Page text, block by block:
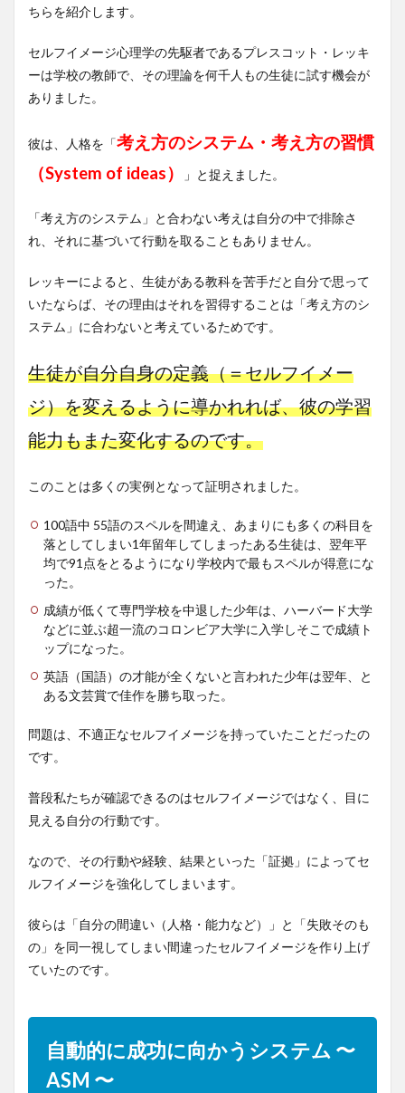
ちらを紹介します。
セルフイメージ心理学の先駆者であるプレスコット・レッキ
ーは学校の教師で、その理論を何千人もの生徒に試す機会が
ありました。
彼は、人格を「考え方のシステム・考え方の習慣
（System of ideas）
」と捉えました。
「考え方のシステム」と合わない考えは自分の中で排除さ
れ、それに基づいて行動を取ることもありません。
レッキーによると、生徒がある教科を苦手だと自分で思って
いたならば、その理由はそれを習得することは「考え方のシ
ステム」に合わないと考えているためです。
生徒が自分自身の定義（＝セルフイメー
ジ）を変えるように導かれれば、彼の学習
能力もまた変化するのです。
このことは多くの実例となって証明されました。
100語中 55語のスペルを間違え、あまりにも多くの科目を
落としてしまい1年留年してしまったある生徒は、翌年平
均で91点をとるようになり学校内で最もスペルが得意にな
った。
成績が低くて専門学校を中退した少年は、ハーバード大学
などに並ぶ超一流のコロンビア大学に入学しそこで成績ト
ップになった。
英語（国語）の才能が全くないと言われた少年は翌年、と
ある文芸賞で佳作を勝ち取った。
問題は、不適正なセルフイメージを持っていたことだったの
です。
普段私たちが確認できるのはセルフイメージではなく、目に
見える自分の行動です。
なので、その行動や経験、結果といった「証拠」によってセ
ルフイメージを強化してしまいます。
彼らは「自分の間違い（人格・能力など）」と「失敗そのも
の」を同一視してしまい間違ったセルフイメージを作り上げ
ていたのです。
自動的に成功に向かうシステム 〜
ASM 〜